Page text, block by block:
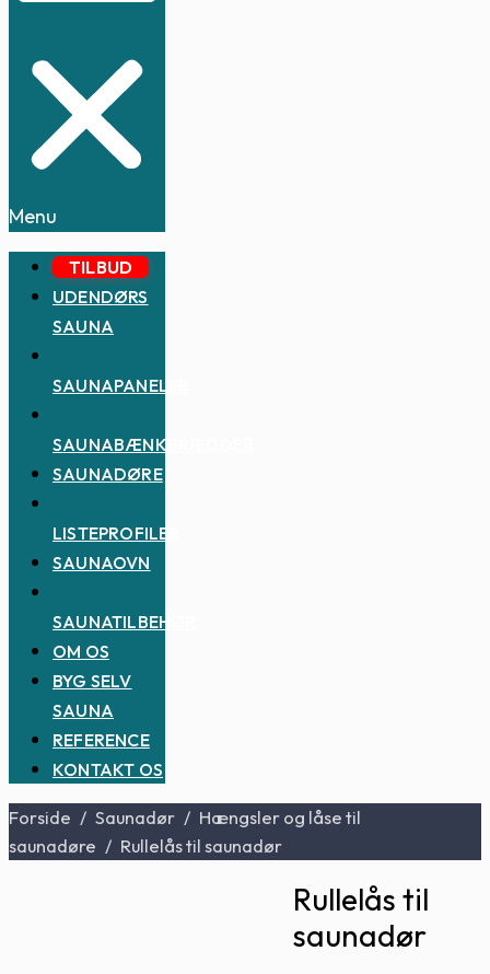
Menu
TILBUD
UDENDØRS
SAUNA
SAUNAPANELER
SAUNABÆNKBRÆDDER
SAUNADØRE
LISTEPROFILER
SAUNAOVN
SAUNATILBEHØR
OM OS
BYG SELV
SAUNA
REFERENCE
KONTAKT OS
Forside / Saunadør / Hængsler og låse til
saunadøre / Rullelås til saunadør
Rullelås til
saunadør